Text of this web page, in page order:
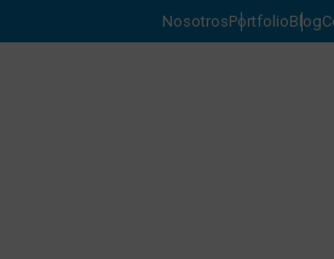
NosotrosPortfolioBlog